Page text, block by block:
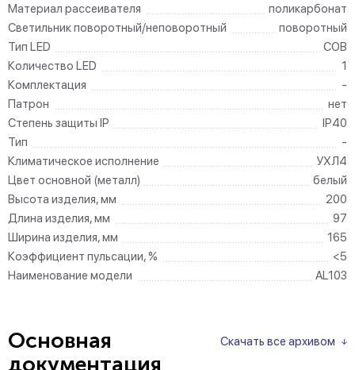
Материал рассеивателя
поликарбонат
Светильник поворотный/неповоротный
поворотный
Тип LED
COB
Количество LED
1
Комплектация
-
Патрон
нет
Степень защиты IP
IP40
Тип
-
Климатическое исполнение
УХЛ4
Цвет основной (металл)
белый
Высота изделия, мм
200
Длина изделия, мм
97
Ширина изделия, мм
165
Коэффициент пульсации, %
<5
Наименование модели
AL103
Скачать все архивом
Основная
документация